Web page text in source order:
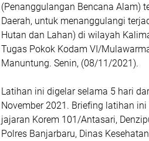
(Penanggulangan Bencana Alam)
Daerah, untuk menanggulangi
Hutan dan Lahan) di wilayah
Tugas Pokok Kodam VI/
Manuntung. Senin, (08/11/2021).
Latihan ini digelar selama 5 hari
November 2021. Briefing latihan
jajaran Korem 101/Antasari,
Polres Banjarbaru, Dinas